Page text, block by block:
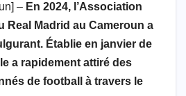
h
o
o
M
k
e
dI
n
e
gr
a
m
ail ar
e
– En 2024, l’Association
Real Madrid au Cameroun a
Établie en janvier de
a rapidement attiré des
de football à travers le